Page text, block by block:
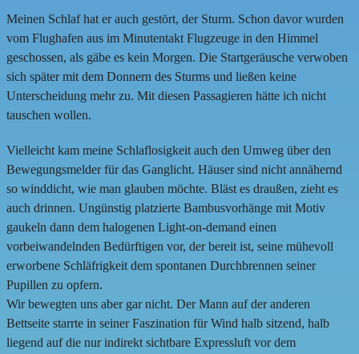
Meinen Schlaf hat er auch gestört, der Sturm. Schon davor wurden
vom Flughafen aus im Minutentakt Flugzeuge in den Himmel
geschossen, als gäbe es kein Morgen. Die Startgeräusche verwoben
sich später mit dem Donnern des Sturms und ließen keine
Unterscheidung mehr zu. Mit diesen Passagieren hätte ich nicht
tauschen wollen.
Vielleicht kam meine Schlaflosigkeit auch den Umweg über den
Bewegungsmelder für das Ganglicht. Häuser sind nicht annähernd
so winddicht, wie man glauben möchte. Bläst es draußen, zieht es
auch drinnen. Ungünstig platzierte Bambusvorhänge mit Motiv
gaukeln dann dem halogenen Light-on-demand einen
vorbeiwandelnden Bedürftigen vor, der bereit ist, seine mühevoll
erworbene Schläfrigkeit dem spontanen Durchbrennen seiner
Pupillen zu opfern.
Wir bewegten uns aber gar nicht. Der Mann auf der anderen
Bettseite starrte in seiner Faszination für Wind halb sitzend, halb
liegend auf die nur indirekt sichtbare Expressluft vor dem